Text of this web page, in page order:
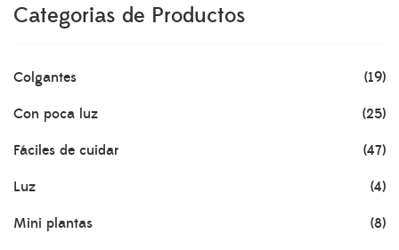
Categorias de Productos
Colgantes (19)
Con poca luz (25)
Fáciles de cuidar (47)
Luz (4)
Mini plantas (8)